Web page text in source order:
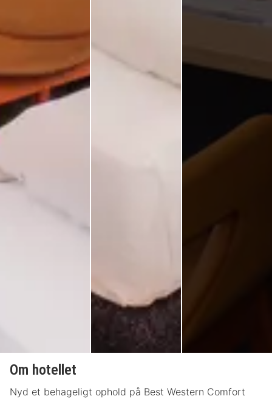
Om hotellet
Nyd et behageligt ophold på Best Western Comfort